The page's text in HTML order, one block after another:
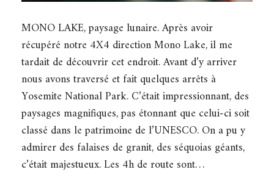
MONO LAKE, paysage lunaire. Après avoir
récupéré notre 4X4 direction Mono Lake, il me
tardait de découvrir cet endroit. Avant d’y arriver
nous avons traversé et fait quelques arrêts à
Yosemite National Park. C’était impressionnant, des
paysages magnifiques, pas étonnant que celui-ci soit
classé dans le patrimoine de l’UNESCO. On a pu y
admirer des falaises de granit, des séquoias géants,
c’était majestueux. Les 4h de route sont…